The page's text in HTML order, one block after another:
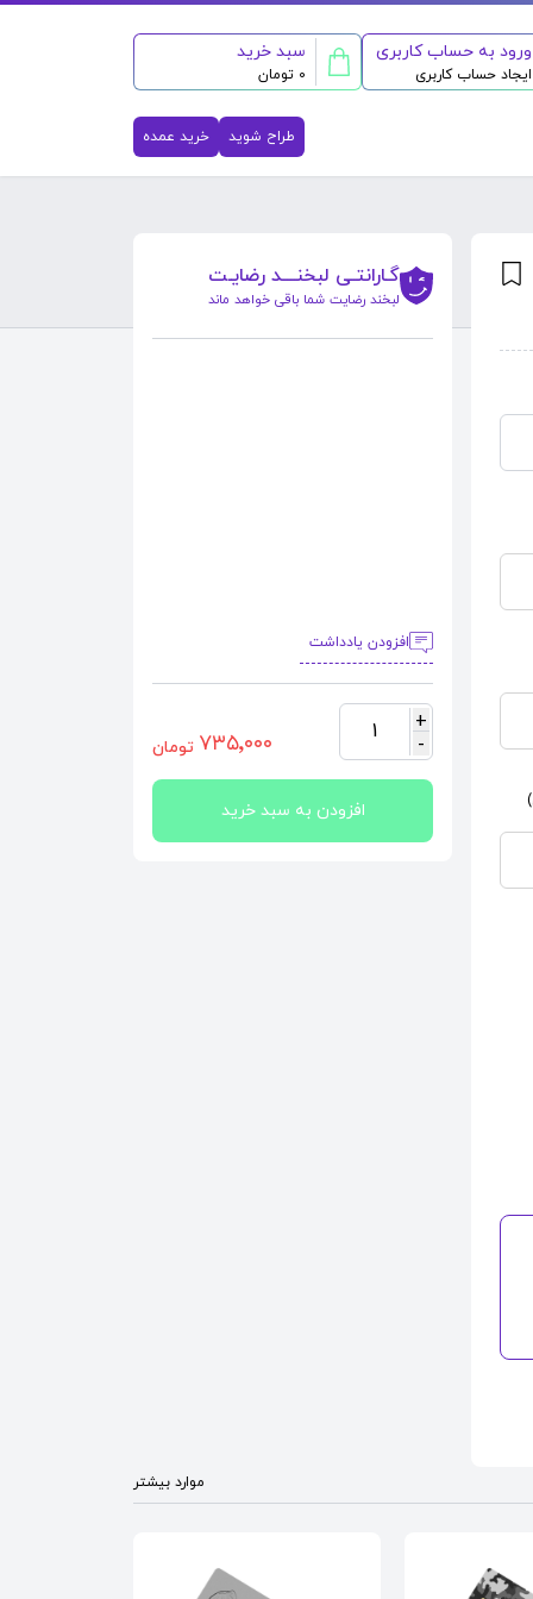
ورود به حساب کاربری
ایجاد حساب کاربری
سبد خرید
0 تومان
طراح شوید خرید عمده
گـارانتـی لبخنــــد رضایـت
لبخند رضایت شما باقی خواهد ماند
افزودن یادداشت
+
-
1 ٧٣٥٬٠٠٠ تومان
افزودن به سبد خرید
موارد بیشتر